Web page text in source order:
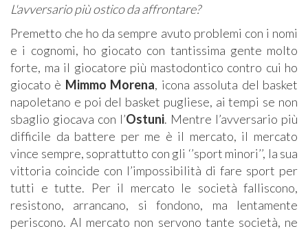
L'avversario più ostico da affrontare?
Premetto che ho da sempre avuto problemi con i nomi
e i cognomi, ho giocato con tantissima gente molto
forte, ma il giocatore più mastodontico contro cui ho
giocato è Mimmo Morena, icona assoluta del basket
napoletano e poi del basket pugliese, ai tempi se non
sbaglio giocava con l’Ostuni. Mentre l’avversario più
difficile da battere per me è il mercato, il mercato
vince sempre, soprattutto con gli ‘’sport minori’’, la sua
vittoria coincide con l’impossibilità di fare sport per
tutti e tutte. Per il mercato le società falliscono,
resistono, arrancano, si fondono, ma lentamente
periscono. Al mercato non servono tante società, ne